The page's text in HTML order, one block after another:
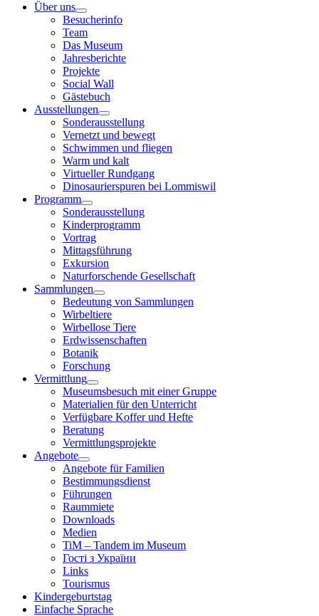
Über uns
Besucherinfo
Team
Das Museum
Jahresberichte
Projekte
Social Wall
Gästebuch
Ausstellungen
Sonderausstellung
Vernetzt und bewegt
Schwimmen und fliegen
Warm und kalt
Virtueller Rundgang
Dinosaurierspuren bei Lommiswil
Programm
Sonderausstellung
Kinderprogramm
Vortrag
Mittagsführung
Exkursion
Naturforschende Gesellschaft
Sammlungen
Bedeutung von Sammlungen
Wirbeltiere
Wirbellose Tiere
Erdwissenschaften
Botanik
Forschung
Vermittlung
Museumsbesuch mit einer Gruppe
Materialien für den Unterricht
Verfügbare Koffer und Hefte
Beratung
Vermittlungsprojekte
Angebote
Angebote für Familien
Bestimmungsdienst
Führungen
Raummiete
Downloads
Medien
TiM – Tandem im Museum
Гості з України
Links
Tourismus
Kindergeburtstag
Einfache Sprache